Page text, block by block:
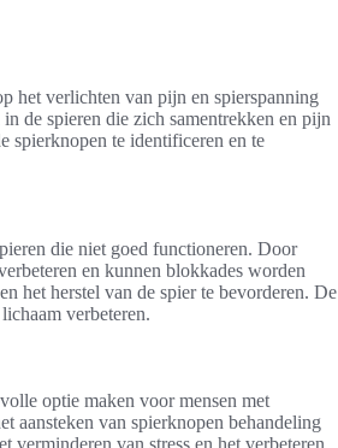
het verlichten van pijn en spierspanning
de spieren die zich samentrekken en pijn
spierknopen te identificeren en te
die niet goed functioneren. Door
en kunnen blokkades worden
het herstel van de spier te bevorderen. De
verbeteren.
optie maken voor mensen met
aansteken van spierknopen behandeling
van stress en het verbeteren